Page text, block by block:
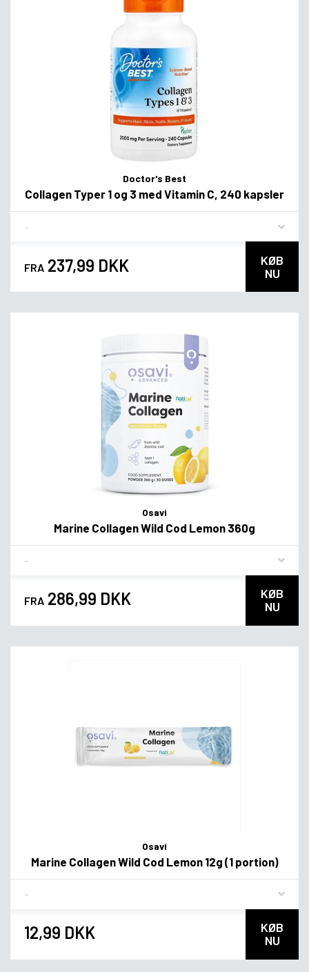
Doctor's Best
Collagen Typer 1 og 3 med Vitamin C, 240 kapsler
FRA 237,99 DKK
KØB
NU
Osavi
Marine Collagen Wild Cod Lemon 360g
FRA 286,99 DKK
KØB
NU
Osavi
Marine Collagen Wild Cod Lemon 12g (1 portion)
12,99 DKK
KØB
NU